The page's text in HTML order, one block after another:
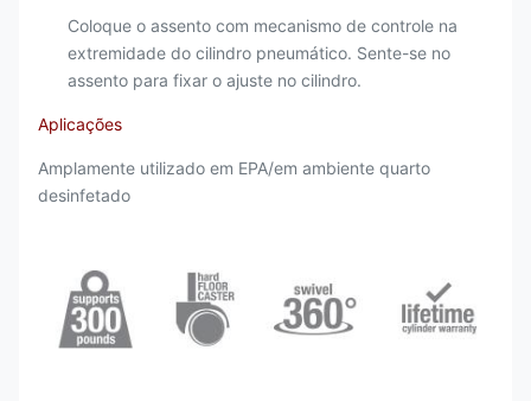
Coloque o assento com mecanismo de controle na
extremidade do cilindro pneumático. Sente-se no
assento para fixar o ajuste no cilindro.
Aplicações
Amplamente utilizado em EPA/em ambiente quarto
desinfetado